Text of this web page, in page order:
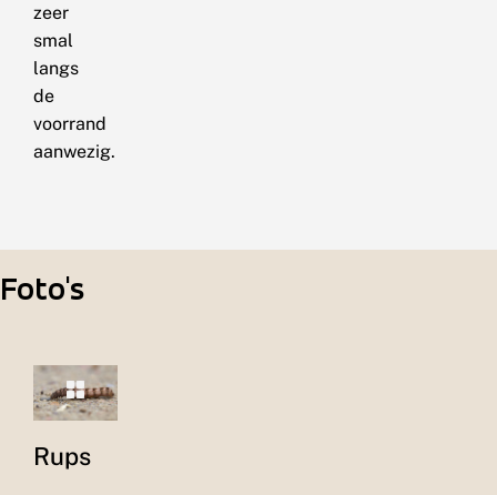
zeer
smal
langs
de
voorrand
aanwezig.
Foto's
Rups